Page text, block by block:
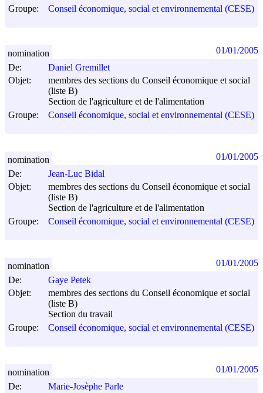
Groupe:
Conseil économique, social et environnemental (CESE)
De:
Daniel Gremillet
Objet:
membres des sections du Conseil économique et social
(liste B)
Section de l'agriculture et de l'alimentation
Groupe:
Conseil économique, social et environnemental (CESE)
nomination 01/01/2005
De:
Jean-Luc Bidal
Objet:
membres des sections du Conseil économique et social
(liste B)
Section de l'agriculture et de l'alimentation
Groupe:
Conseil économique, social et environnemental (CESE)
nomination 01/01/2005
De:
Gaye Petek
Objet:
membres des sections du Conseil économique et social
(liste B)
Section du travail
Groupe:
Conseil économique, social et environnemental (CESE)
nomination 01/01/2005
De:
Marie-Josèphe Parle
nomination 01/01/2005